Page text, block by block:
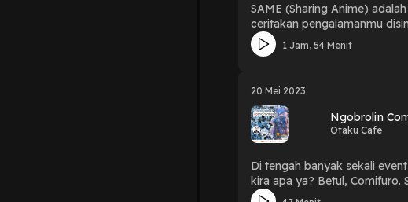
SAME (Sharing Anime)
ceritakan pengalamanmu
sudut pandang, bahas lebih
pertimbangan kalian yang
1 Jam, 54 Menit
20 Mei 2023
Ngobrolin
Otaku Cafe
Di tengah banyak sekali
kira apa ya? Betul, Comifuro. Setelah melewati 8 bulan lamanya, akhirnya Comifuro alias Comic Frontier kembali lagi diadakan pada tanggal 6-7
Mei 2023 di ICE BSD